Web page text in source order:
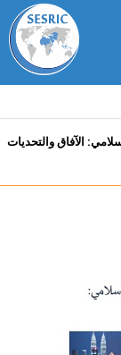
الآفاق والتحديات